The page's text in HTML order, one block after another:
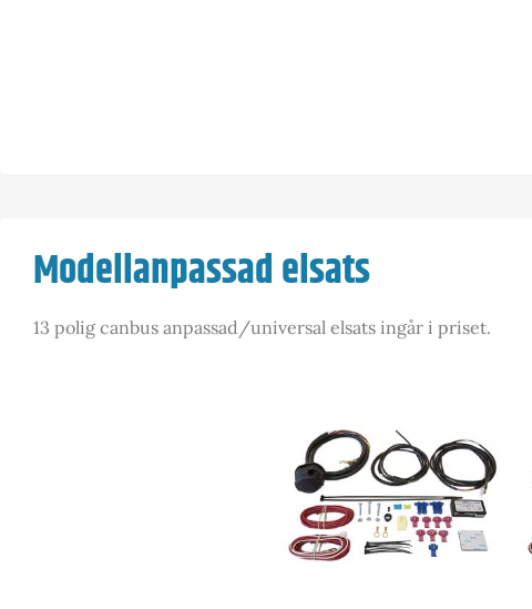
Modellanpassad elsats
13 polig canbus anpassad/universal elsats ingår i priset.